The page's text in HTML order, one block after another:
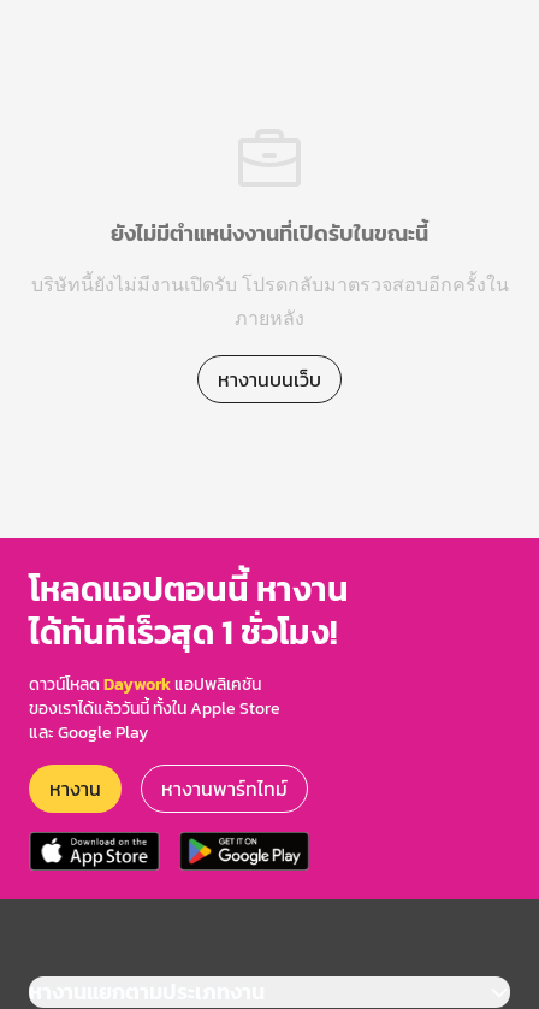
ยังไม่มีตำแหน่งงานที่เปิดรับในขณะนี้
บริษัทนี้ยังไม่มีงานเปิดรับ โปรดกลับมาตรวจสอบอีกครั้งใน
ภายหลัง
หางานบนเว็บ
โหลดแอปตอนนี้ หางาน
ได้ทันทีเร็วสุด 1 ชั่วโมง!
ดาวน์โหลดDayworkแอปพลิเคชัน
ของเราได้แล้ววันนี้ ทั้งใน Apple Store
และ Google Play
หางาน หางานพาร์ทไทม์
หางานแยกตามประเภทงาน